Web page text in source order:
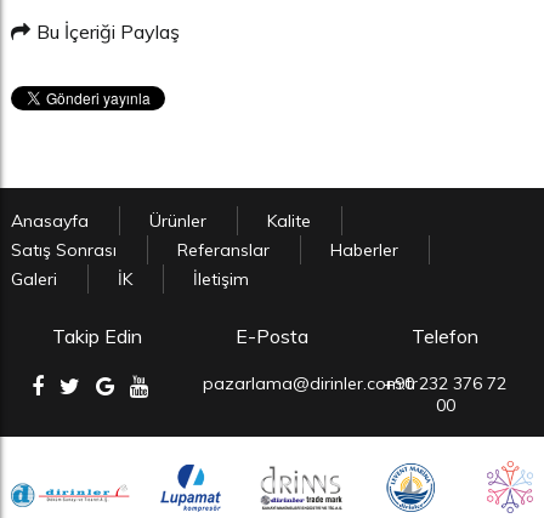
Bu İçeriği Paylaş
Anasayfa Ürünler
Kalite
Satış Sonrası
Referanslar
Haberler
Galeri
İK İletişim
Takip Edin E-Posta
pazarlama@dirinler.com.tr
Telefon
+90 232 376 72
00